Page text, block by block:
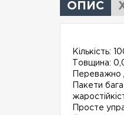
ОПИС
Кількість:
Товщина:
Переважно
Пакети
Просте